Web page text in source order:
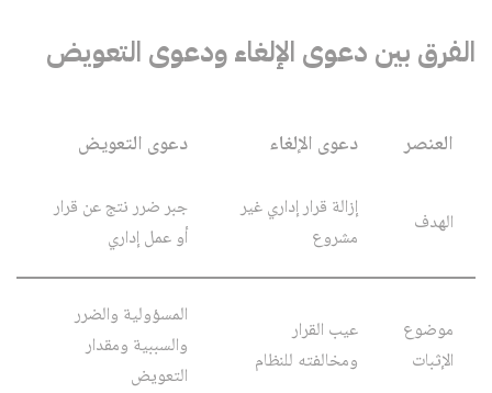
الفرق بين دعوى الإلغاء ودعوى التعويض
العنصر دعوى الإلغاء دعوى التعويض
الهدف
إزالة قرار إداري غير
مشروع
جبر ضرر نتج عن قرار
أو عمل إداري
موضوع
الإثبات
عيب القرار
ومخالفته للنظام
المسؤولية والضرر
والسببية ومقدار
التعويض